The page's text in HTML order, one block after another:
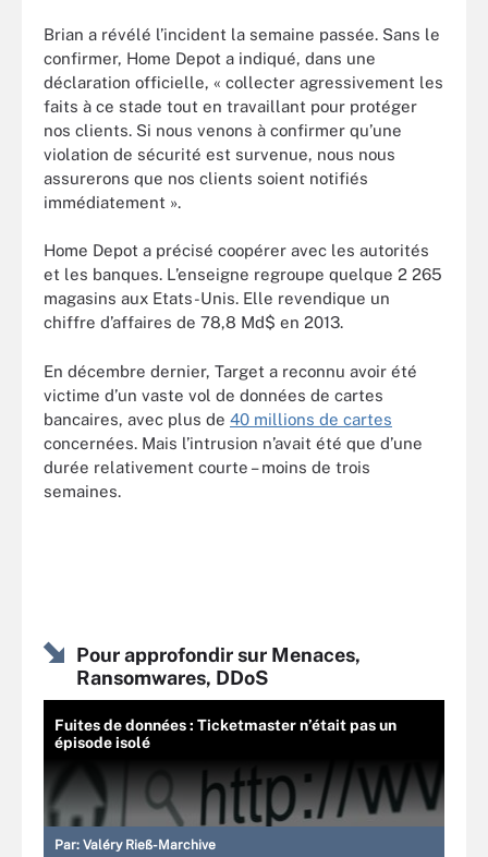
Brian a révélé l’incident la semaine passée. Sans le
confirmer, Home Depot a indiqué, dans une
déclaration officielle, « collecter agressivement les
faits à ce stade tout en travaillant pour protéger
nos clients. Si nous venons à confirmer qu’une
violation de sécurité est survenue, nous nous
assurerons que nos clients soient notifiés
immédiatement ».
Home Depot a précisé coopérer avec les autorités
et les banques. L’enseigne regroupe quelque 2 265
magasins aux Etats-Unis. Elle revendique un
chiffre d’affaires de 78,8 Md$ en 2013.
En décembre dernier, Target a reconnu avoir été
victime d’un vaste vol de données de cartes
bancaires, avec plus de 40 millions de cartes
concernées. Mais l’intrusion n’avait été que d’une
durée relativement courte – moins de trois
semaines.
Pour approfondir sur Menaces,
Ransomwares, DDoS
Fuites de données : Ticketmaster n’était pas un
épisode isolé
Par: Valéry Rieß-Marchive